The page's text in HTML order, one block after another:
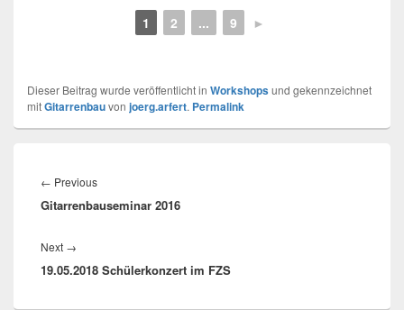
1 2 ... 9 ►
Dieser Beitrag wurde veröffentlicht in Workshopsund gekennzeichnet
mitGitarrenbauvon joerg.arfert. Permalink
Navigation
← PreviousPrevious
post:
Gitarrenbauseminar 2016
Next →
post:
19.05.2018 Schülerkonzert im FZS